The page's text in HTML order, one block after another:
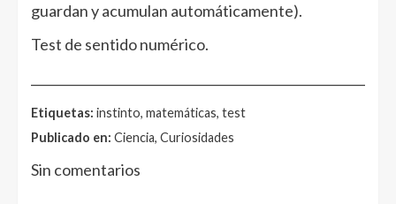
guardan y acumulan automáticamente).
Test de sentido numérico.
Etiquetas: instinto, matemáticas, test
Publicado en: Ciencia, Curiosidades
Sin comentarios